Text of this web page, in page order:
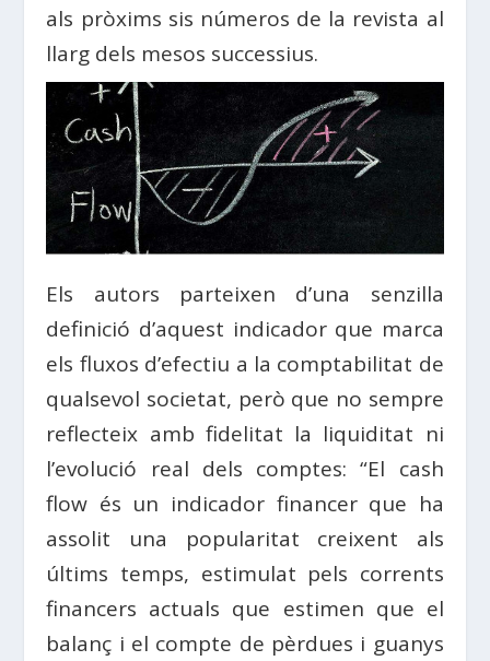
als pròxims sis números de la revista al
llarg dels mesos successius.
Els autors parteixen d’una senzilla
definició d’aquest indicador que marca
els fluxos d’efectiu a la comptabilitat de
qualsevol societat, però que no sempre
reflecteix amb fidelitat la liquiditat ni
l’evolució real dels comptes: “El cash
flow és un indicador financer que ha
assolit una popularitat creixent als
últims temps, estimulat pels corrents
financers actuals que estimen que el
balanç i el compte de pèrdues i guanys